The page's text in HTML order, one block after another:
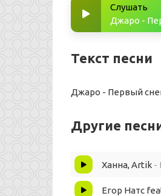
Слушать
Джаро -
Текст песни
Джаро - Первый
Другие
Ханна, Artik -
Егор Натс